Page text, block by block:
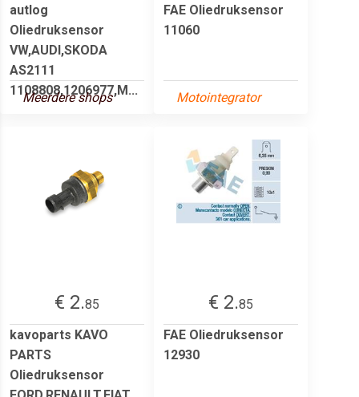
autlog
Oliedruksensor
VW,AUDI,SKODA
AS2111
1108808,1206977,M...
Meerdere shops
FAE Oliedruksensor
11060
Motointegrator
€ 2.85
kavoparts KAVO
PARTS
Oliedruksensor
€ 2.85
FAE Oliedruksensor
12930